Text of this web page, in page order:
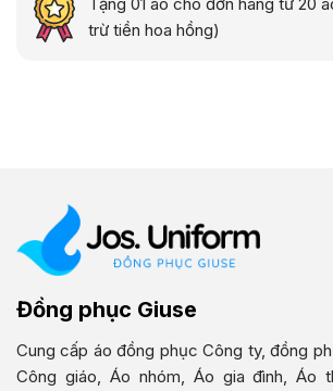
Tặng 01 áo cho đơn hàng từ 20
trừ tiền hoa hồng)
Đồng phục Giuse
Cung cấp áo đồng phục Công ty, đồng
Công giáo, Áo nhóm, Áo gia đình, Áo